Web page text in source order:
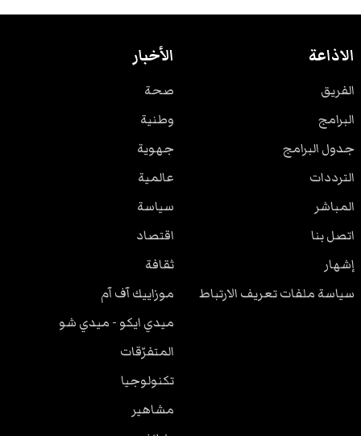
الاذاعة
الفريق
البرامج
جدول البرامج
الترددات
المباشر
اتصل بنا
إشهار
سياسة ملفات تعريف الارتباط
الأخبار
صحة
وطنية
جهوية
عالمية
سياسة
اقتصاد
ثقافة
موزاييك آف آم
ميدي ايكو - ميدي شو
المتفرّقات
تكنولوجيا
مشاهير